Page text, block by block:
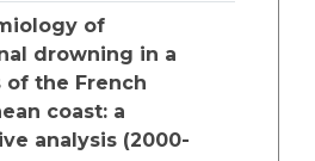
of
drowning in a
the French
coast: a
analysis (2000-